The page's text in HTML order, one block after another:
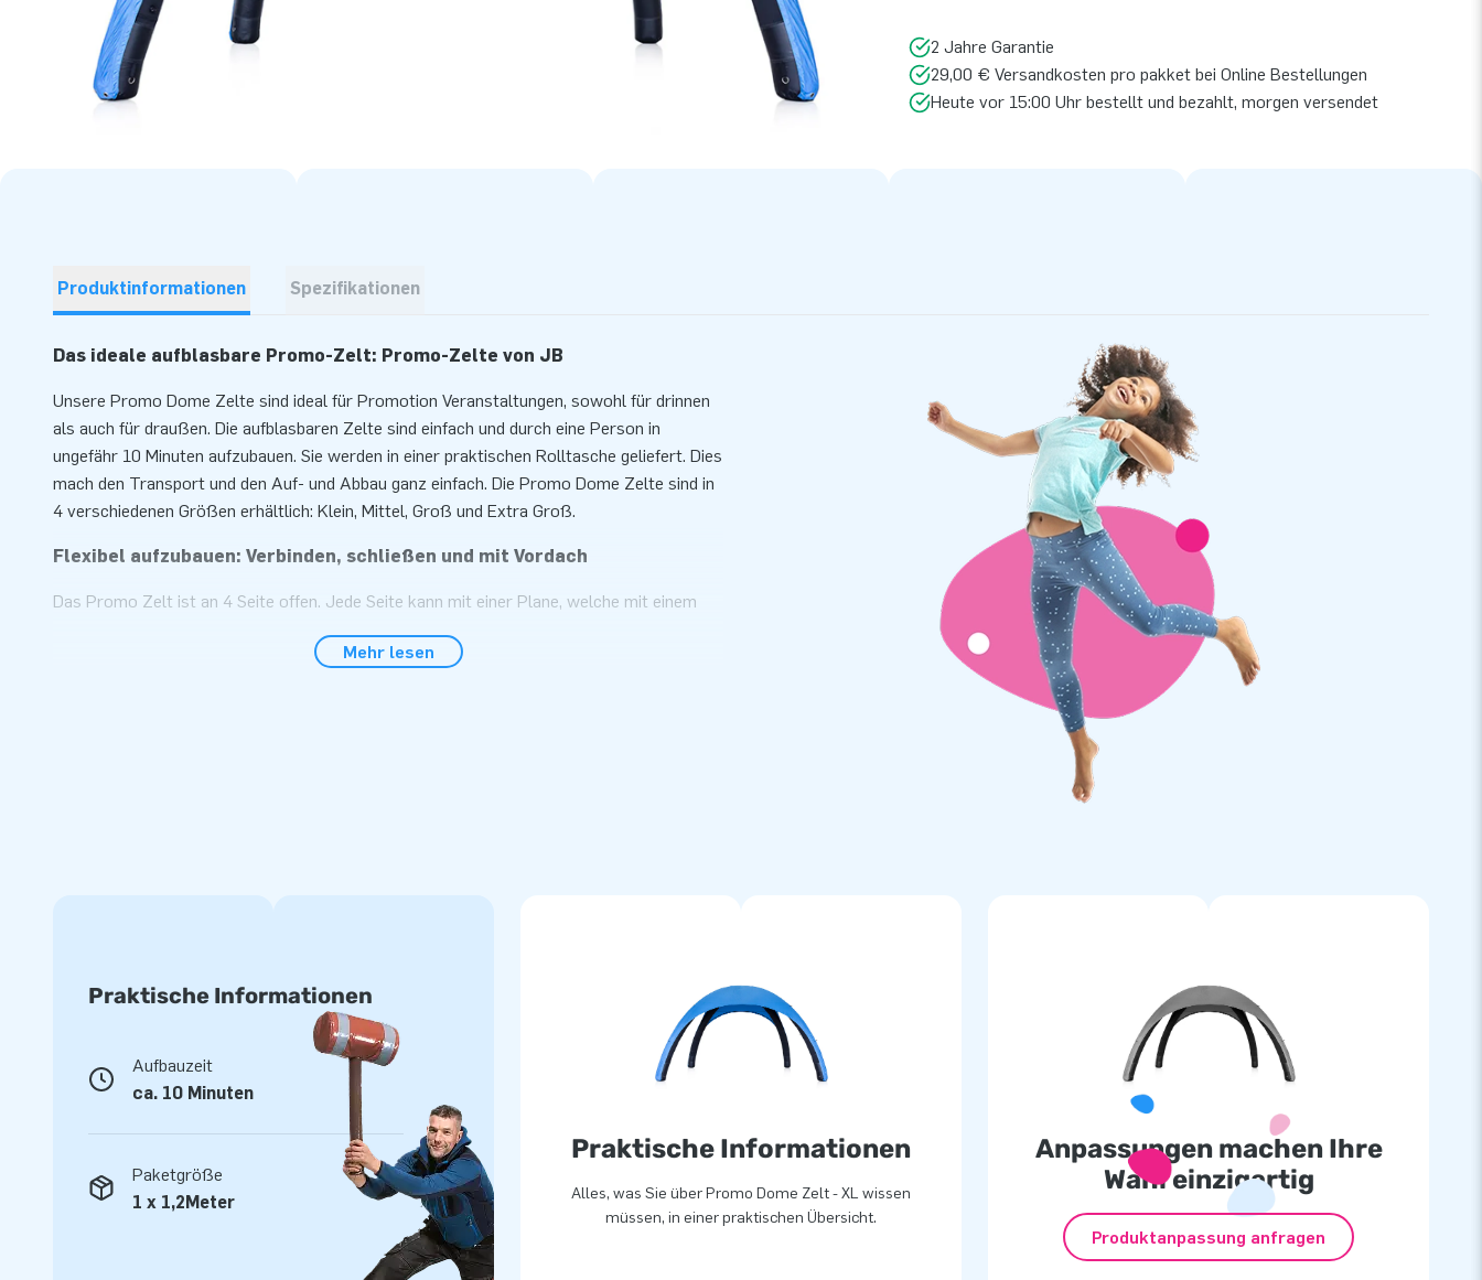
2 Jahre Garantie
29,00 € Versandkosten pro pakket bei Online Bestellungen
Heute vor 15:00 Uhr bestellt und bezahlt, morgen versendet
Produktinformationen Spezifikationen
Das ideale aufblasbare Promo-Zelt: Promo-Zelte von JB
Unsere Promo Dome Zelte sind ideal für Promotion Veranstaltungen, sowohl für drinnen
als auch für draußen. Die aufblasbaren Zelte sind einfach und durch eine Person in
ungefähr 10 Minuten aufzubauen. Sie werden in einer praktischen Rolltasche geliefert. Dies
mach den Transport und den Auf- und Abbau ganz einfach. Die Promo Dome Zelte sind in
4 verschiedenen Größen erhältlich: Klein, Mittel, Groß und Extra Groß.
Flexibel aufzubauen: Verbinden, schließen und mit Vordach
Das Promo Zelt ist an 4 Seite offen. Jede Seite kann mit einer Plane, welche mit einem
miteinander zu verbinden. Dies funktioniert mit Verbindungsstücken. Diese können
hierfür dazukaufen. Kurz und knapp: Mit dem Promo Dome Zelt sind Sie im Besitz eines
einfach aufzubauendem und flexiblem Zelt, welches perfekt ist für Promotion Aktivitäten,
Feste und viele weitere Veranstaltungen.
Mehr lesen
Praktische Informationen
Aufbauzeit
ca. 10 Minuten
Paketgröße
1 x 1,2Meter
Praktische Informationen
Alles, was Sie über Promo Dome Zelt - XL wissen
müssen, in einer praktischen Übersicht.
Anpassungen machen Ihre
Wahl einzigartig
Produktanpassung anfragen